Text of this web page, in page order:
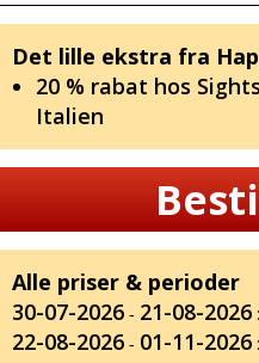
Det lille ekstra fra
20 % rabat hos
Italien
Alle priser & perioder
30-07-2026‐ 21-08-2026:
22-08-2026‐ 01-11-2026: